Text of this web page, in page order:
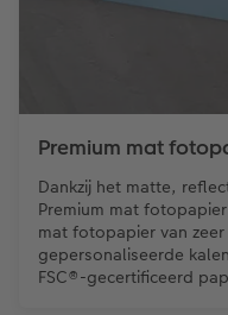
Premium mat
Dankzij het matte,
Premium mat
mat fotopapier van
gepersonaliseerde
FSC®-gecertificeerd